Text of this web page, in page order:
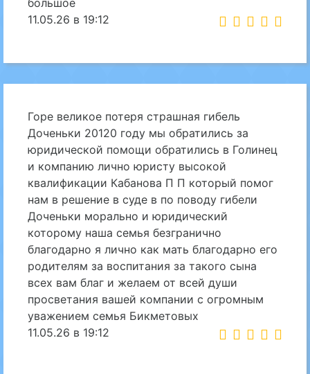
большое
11.05.26 в 19:12
Горе великое потеря страшная гибель
Доченьки 20120 году мы обратились за
юридической помощи обратились в Голинец
и компанию лично юристу высокой
квалификации Кабанова П П который помог
нам в решение в суде в по поводу гибели
Доченьки морально и юридический
которому наша семья безгранично
благодарно я лично как мать благодарно его
родителям за воспитания за такого сына
всех вам благ и желаем от всей души
просветания вашей компании с огромным
уважением семья Бикметовых
11.05.26 в 19:12